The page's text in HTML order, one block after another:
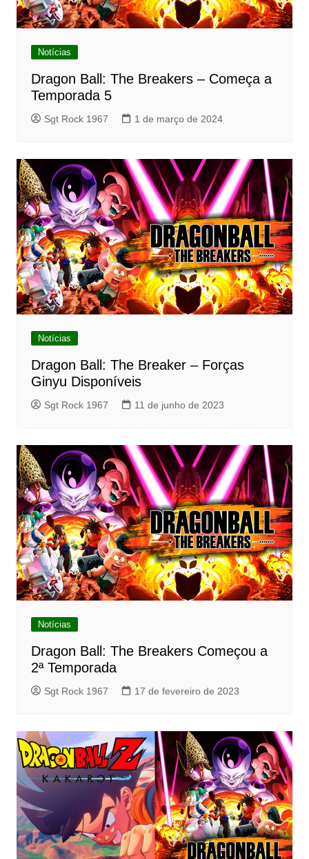
Notícias
Dragon Ball: The Breakers – Começa a
Temporada 5
Sgt Rock 1967 1 de março de 2024
Notícias
Dragon Ball: The Breaker – Forças
Ginyu Disponíveis
Sgt Rock 1967 11 de junho de 2023
Notícias
Dragon Ball: The Breakers Começou a
2ª Temporada
Sgt Rock 1967 17 de fevereiro de 2023